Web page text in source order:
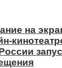
на